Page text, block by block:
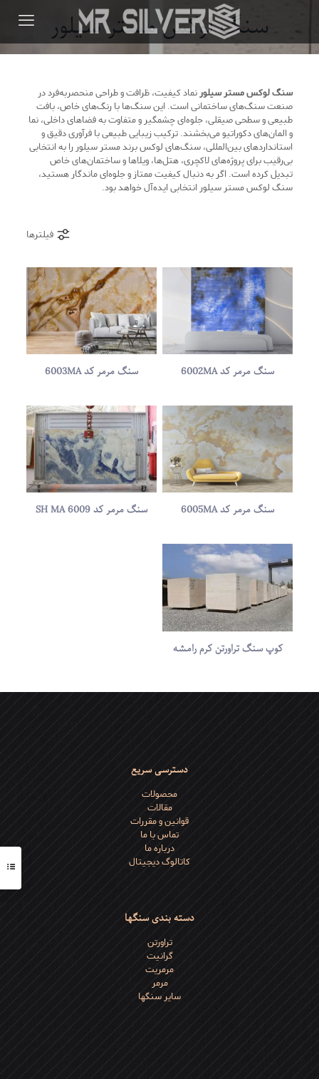
سنگ لوکس مستر سیلور
سنگ لوکس مستر سیلورنماد کیفیت، ظرافت و طراحی منحصربه‌فرد در
صنعت سنگ‌های ساختمانی است. این سنگ‌ها با رنگ‌های خاص، بافت
طبیعی و سطحی صیقلی، جلوه‌ای چشمگیر و متفاوت به فضاهای داخلی، نما
و المان‌های دکوراتیو می‌بخشند. ترکیب زیبایی طبیعی با فرآوری دقیق و
استانداردهای بین‌المللی، سنگ‌های لوکس برند مستر سیلور را به انتخابی
بی‌رقیب برای پروژه‌های لاکچری، هتل‌ها، ویلاها و ساختمان‌های خاص
تبدیل کرده است. اگر به دنبال کیفیت ممتاز و جلوه‌ای ماندگار هستید،
سنگ لوکس مستر سیلور انتخابی ایده‌آل خواهد بود.
فیلترها
سنگ مرمر کد 6002MA سنگ مرمر کد 6003MA
سنگ مرمر کد 6005MA سنگ مرمر کد SH MA 6009
کوپ سنگ تراورتن کرم رامشه
دسترسی سریع
محصولات
مقالات
قوانین و مقررات
تماس با ما
درباره ما
کاتالوگ دیجیتال
دسته بندی سنگها
تراورتن
گرانیت
مرمریت
مرمر
سایر سنگها